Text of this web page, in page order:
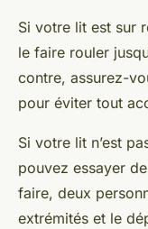
Si votre lit est sur
le faire rouler
contre, assurez-
pour éviter tout
Si votre lit n’est
pouvez essayer
faire, deux
extrémités et le